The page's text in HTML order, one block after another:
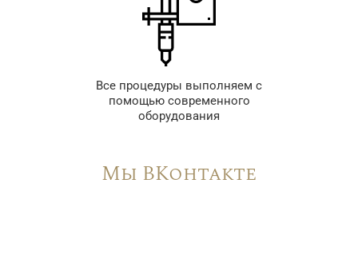
Все процедуры выполняем с
помощью современного
оборудования
Мы ВКонтакте